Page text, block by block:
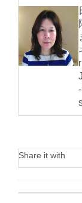
Share it with